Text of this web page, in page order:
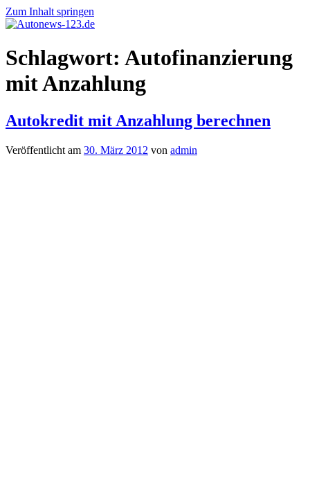
Zum Inhalt springen
Autonews-
123.de
Autonews
mit
Charme
Schlagwort: Autofinanzierung
mit Anzahlung
Autokredit mit Anzahlung berechnen
Veröffentlicht am 30. März 2012 von admin